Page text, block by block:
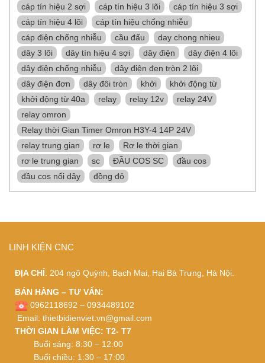
cáp tín hiệu 2 sợi
cáp tín hiệu 3 lõi
cáp tín hiệu 3 sợi
cáp tín hiệu 4 lõi
cáp tín hiệu chống nhiễu
cáp điện chống nhiễu
cầu đấu
day chong nhieu
dây 3 lõi
dây tín hiệu 4 sợi dây điện
dây điện 4 lõi
dây điện chống nhiễu
dây điện đen tròn 2 lõi
dây điện đơn
dây đôi tròn khởi
khởi động từ
khởi động từ 40a
relay relay 12v
relay 24V
relay omron
Relay thời Gian Timer Omron H3Y-4 14P 24V
relay trung gian
rơ le
Rơ le thời gian
rơ le trung gian
sc ĐẦU COS SC
đầu cos
đầu cos nối dây
đồng đỏ
LINH KIỆN CNC
ĐỊA CHỈ: 204 ngõ Quỳnh, Bạch Mai, Hai Bà Trưng, Hà Nội.
BÁN HÀNG – TƯ VẤN:
0962118692 – 0934489102
Email: thietbidienviet.vn@gmail.com
THỜI GIAN LÀM VIỆC: T2- T7
Buổi sáng: 8:30 – 12:00
Buổi chiều: 1:30 – 17:00